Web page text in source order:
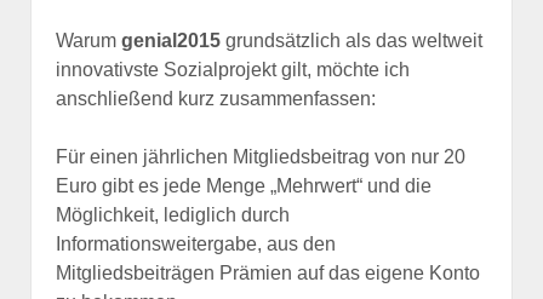
Warum genial2015 grundsätzlich als das weltweit
innovativste Sozialprojekt gilt, möchte ich
anschließend kurz zusammenfassen:
Für einen jährlichen Mitgliedsbeitrag von nur 20
Euro gibt es jede Menge „Mehrwert“ und die
Möglichkeit, lediglich durch
Informationsweitergabe, aus den
Mitgliedsbeiträgen Prämien auf das eigene Konto